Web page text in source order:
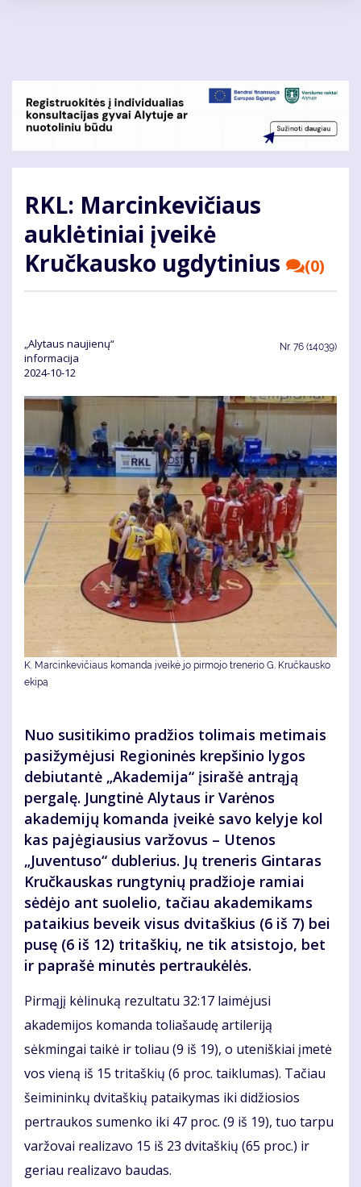
RKL: Marcinkevičiaus
auklėtiniai įveikė
Kručkausko ugdytinius
(0)
„Alytaus naujienų“
informacija
2024-10-12
Nr. 76 (14039)
K. Marcinkevičiaus komanda įveikė jo pirmojo trenerio G. Kručkausko
ekipą
Nuo susitikimo pradžios tolimais metimais
pasižymėjusi Regioninės krepšinio lygos
debiutantė „Akademija“ įsirašė antrąją
pergalę. Jungtinė Alytaus ir Varėnos
akademijų komanda įveikė savo kelyje kol
kas pajėgiausius varžovus – Utenos
„Juventuso“ dublerius. Jų treneris Gintaras
Kručkauskas rungtynių pradžioje ramiai
sėdėjo ant suolelio, tačiau akademikams
pataikius beveik visus dvitaškius (6 iš 7) bei
pusę (6 iš 12) tritaškių, ne tik atsistojo, bet
ir paprašė minutės pertraukėlės.
Pirmąjį kėlinuką rezultatu 32:17 laimėjusi
akademijos komanda toliašaudę artileriją
sėkmingai taikė ir toliau (9 iš 19), o uteniškiai įmetė
vos vieną iš 15 tritaškių (6 proc. taiklumas). Tačiau
šeimininkų dvitaškių pataikymas iki didžiosios
pertraukos sumenko iki 47 proc. (9 iš 19), tuo tarpu
varžovai realizavo 15 iš 23 dvitaškių (65 proc.) ir
geriau realizavo baudas.